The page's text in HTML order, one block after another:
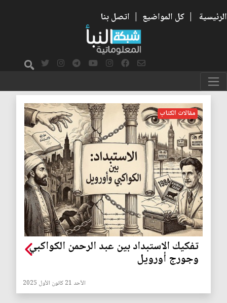
الرئيسية | كل المواضيع | اتصل بنا
جورج اورويل
مقالات الكتاب
تفكيك الاستبداد بين عبد الرحمن الكواكبي
وجورج أورويل
الأحد 21 كانون الأول 2025